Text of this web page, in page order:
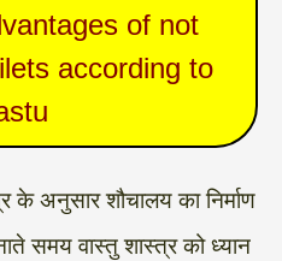
of not
according to
अनुसार शौचालय का निर्माण
समय वास्तु शास्त्र को ध्यान